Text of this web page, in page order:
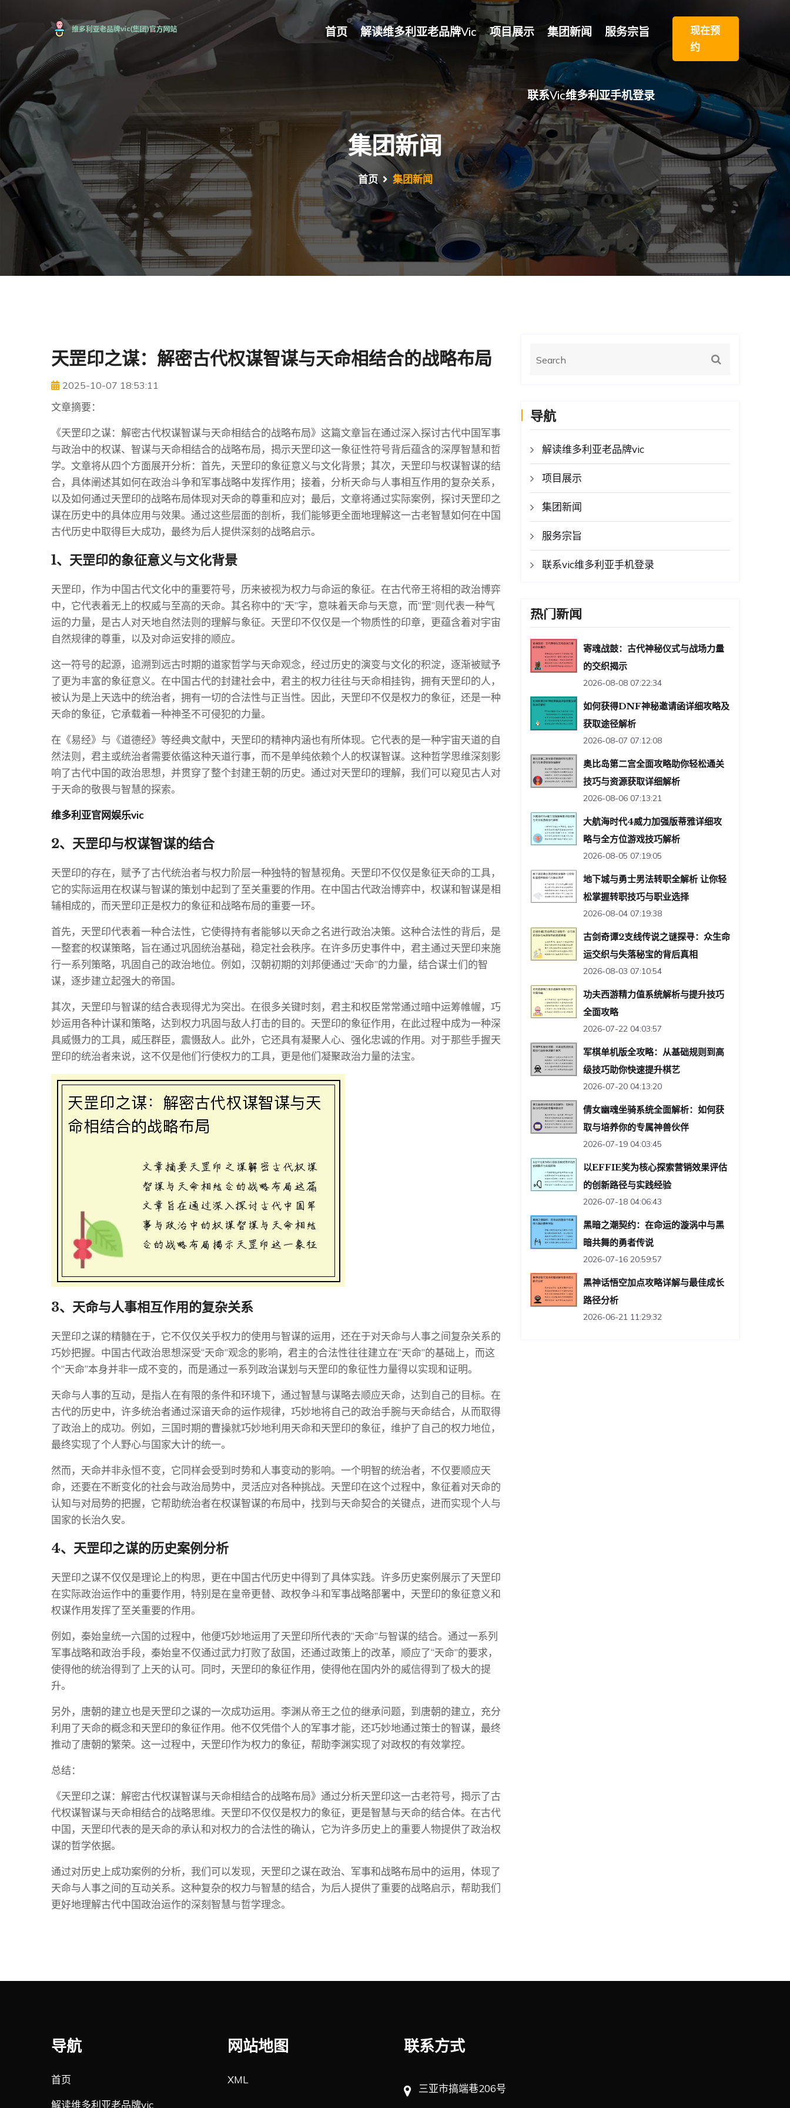
首页 解读维多利亚老品牌vic 项目展示 集团新闻 服务宗旨
联系vic维多利亚手机登录
现在预
约
集团新闻
首页 集团新闻
天罡印之谋：解密古代权谋智谋与天命相结合的战略布局
2025-10-07 18:53:11
文章摘要：
《天罡印之谋：解密古代权谋智谋与天命相结合的战略布局》这篇文章旨在通过深入探讨古代中国军事
与政治中的权谋、智谋与天命相结合的战略布局，揭示天罡印这一象征性符号背后蕴含的深厚智慧和哲
学。文章将从四个方面展开分析：首先，天罡印的象征意义与文化背景；其次，天罡印与权谋智谋的结
合，具体阐述其如何在政治斗争和军事战略中发挥作用；接着，分析天命与人事相互作用的复杂关系，
以及如何通过天罡印的战略布局体现对天命的尊重和应对；最后，文章将通过实际案例，探讨天罡印之
谋在历史中的具体应用与效果。通过这些层面的剖析，我们能够更全面地理解这一古老智慧如何在中国
古代历史中取得巨大成功，最终为后人提供深刻的战略启示。
1、天罡印的象征意义与文化背景
天罡印，作为中国古代文化中的重要符号，历来被视为权力与命运的象征。在古代帝王将相的政治博弈
中，它代表着无上的权威与至高的天命。其名称中的“天”字，意味着天命与天意，而“罡”则代表一种气
运的力量，是古人对天地自然法则的理解与象征。天罡印不仅仅是一个物质性的印章，更蕴含着对宇宙
自然规律的尊重，以及对命运安排的顺应。
这一符号的起源，追溯到远古时期的道家哲学与天命观念，经过历史的演变与文化的积淀，逐渐被赋予
了更为丰富的象征意义。在中国古代的封建社会中，君主的权力往往与天命相挂钩，拥有天罡印的人，
被认为是上天选中的统治者，拥有一切的合法性与正当性。因此，天罡印不仅是权力的象征，还是一种
天命的象征，它承载着一种神圣不可侵犯的力量。
在《易经》与《道德经》等经典文献中，天罡印的精神内涵也有所体现。它代表的是一种宇宙天道的自
然法则，君主或统治者需要依循这种天道行事，而不是单纯依赖个人的权谋智谋。这种哲学思维深刻影
响了古代中国的政治思想，并贯穿了整个封建王朝的历史。通过对天罡印的理解，我们可以窥见古人对
于天命的敬畏与智慧的探索。
维多利亚官网娱乐vic
2、天罡印与权谋智谋的结合
天罡印的存在，赋予了古代统治者与权力阶层一种独特的智慧视角。天罡印不仅仅是象征天命的工具，
它的实际运用在权谋与智谋的策划中起到了至关重要的作用。在中国古代政治博弈中，权谋和智谋是相
辅相成的，而天罡印正是权力的象征和战略布局的重要一环。
首先，天罡印代表着一种合法性，它使得持有者能够以天命之名进行政治决策。这种合法性的背后，是
一整套的权谋策略，旨在通过巩固统治基础，稳定社会秩序。在许多历史事件中，君主通过天罡印来施
行一系列策略，巩固自己的政治地位。例如，汉朝初期的刘邦便通过“天命”的力量，结合谋士们的智
谋，逐步建立起强大的帝国。
其次，天罡印与智谋的结合表现得尤为突出。在很多关键时刻，君主和权臣常常通过暗中运筹帷幄，巧
妙运用各种计谋和策略，达到权力巩固与敌人打击的目的。天罡印的象征作用，在此过程中成为一种深
具威慑力的工具，威压群臣，震慑敌人。此外，它还具有凝聚人心、强化忠诚的作用。对于那些手握天
罡印的统治者来说，这不仅是他们行使权力的工具，更是他们凝聚政治力量的法宝。
3、天命与人事相互作用的复杂关系
天罡印之谋的精髓在于，它不仅仅关乎权力的使用与智谋的运用，还在于对天命与人事之间复杂关系的
巧妙把握。中国古代政治思想深受“天命”观念的影响，君主的合法性往往建立在“天命”的基础上，而这
个“天命”本身并非一成不变的，而是通过一系列政治谋划与天罡印的象征性力量得以实现和证明。
天命与人事的互动，是指人在有限的条件和环境下，通过智慧与谋略去顺应天命，达到自己的目标。在
古代的历史中，许多统治者通过深谙天命的运作规律，巧妙地将自己的政治手腕与天命结合，从而取得
了政治上的成功。例如，三国时期的曹操就巧妙地利用天命和天罡印的象征，维护了自己的权力地位，
最终实现了个人野心与国家大计的统一。
然而，天命并非永恒不变，它同样会受到时势和人事变动的影响。一个明智的统治者，不仅要顺应天
命，还要在不断变化的社会与政治局势中，灵活应对各种挑战。天罡印在这个过程中，象征着对天命的
认知与对局势的把握，它帮助统治者在权谋智谋的布局中，找到与天命契合的关键点，进而实现个人与
国家的长治久安。
4、天罡印之谋的历史案例分析
天罡印之谋不仅仅是理论上的构思，更在中国古代历史中得到了具体实践。许多历史案例展示了天罡印
在实际政治运作中的重要作用，特别是在皇帝更替、政权争斗和军事战略部署中，天罡印的象征意义和
权谋作用发挥了至关重要的作用。
例如，秦始皇统一六国的过程中，他便巧妙地运用了天罡印所代表的“天命”与智谋的结合。通过一系列
军事战略和政治手段，秦始皇不仅通过武力打败了敌国，还通过政策上的改革，顺应了“天命”的要求，
使得他的统治得到了上天的认可。同时，天罡印的象征作用，使得他在国内外的威信得到了极大的提
升。
另外，唐朝的建立也是天罡印之谋的一次成功运用。李渊从帝王之位的继承问题，到唐朝的建立，充分
利用了天命的概念和天罡印的象征作用。他不仅凭借个人的军事才能，还巧妙地通过策士的智谋，最终
推动了唐朝的繁荣。这一过程中，天罡印作为权力的象征，帮助李渊实现了对政权的有效掌控。
总结：
《天罡印之谋：解密古代权谋智谋与天命相结合的战略布局》通过分析天罡印这一古老符号，揭示了古
代权谋智谋与天命相结合的战略思维。天罡印不仅仅是权力的象征，更是智慧与天命的结合体。在古代
中国，天罡印代表的是天命的承认和对权力的合法性的确认，它为许多历史上的重要人物提供了政治权
谋的哲学依据。
通过对历史上成功案例的分析，我们可以发现，天罡印之谋在政治、军事和战略布局中的运用，体现了
天命与人事之间的互动关系。这种复杂的权力与智慧的结合，为后人提供了重要的战略启示，帮助我们
更好地理解古代中国政治运作的深刻智慧与哲学理念。
导航
解读维多利亚老品牌vic
项目展示
集团新闻
服务宗旨
联系vic维多利亚手机登录
热门新闻
寄魂战鼓：古代神秘仪式与战场力量
的交织揭示
2026-08-08 07:22:34
如何获得DNF神秘邀请函详细攻略及
获取途径解析
2026-08-07 07:12:08
奥比岛第二宫全面攻略助你轻松通关
技巧与资源获取详细解析
2026-08-06 07:13:21
大航海时代4威力加强版蒂雅详细攻
略与全方位游戏技巧解析
2026-08-05 07:19:05
地下城与勇士男法转职全解析 让你轻
松掌握转职技巧与职业选择
2026-08-04 07:19:38
古剑奇谭2支线传说之谜探寻：众生命
运交织与失落秘宝的背后真相
2026-08-03 07:10:54
功夫西游精力值系统解析与提升技巧
全面攻略
2026-07-22 04:03:57
军棋单机版全攻略：从基础规则到高
级技巧助你快速提升棋艺
2026-07-20 04:13:20
倩女幽魂坐骑系统全面解析：如何获
取与培养你的专属神兽伙伴
2026-07-19 04:03:45
以EFFIE奖为核心探索营销效果评估
的创新路径与实践经验
2026-07-18 04:06:43
黑暗之潮契约：在命运的漩涡中与黑
暗共舞的勇者传说
2026-07-16 20:59:57
黑神话悟空加点攻略详解与最佳成长
路径分析
2026-06-21 11:29:32
导航
首页
解读维多利亚老品牌vic
网站地图
XML
联系方式
三亚市搞端巷206号